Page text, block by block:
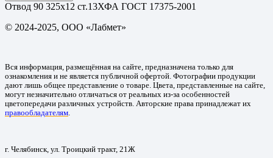
Отвод 90 325х12 ст.13ХФА ГОСТ 17375-2001
© 2024-2025, ООО «Лабмет»
Вся информация, размещённая на сайте, предназначена только для
ознакомления и не является публичной офертой. Фотографии продукции
дают лишь общее представление о товаре. Цвета, представленные на сайте,
могут незначительно отличаться от реальных из-за особенностей
цветопередачи различных устройств. Авторские права принадлежат их
правообладателям
г. Челябинск, ул. Троицкий тракт, 21Ж